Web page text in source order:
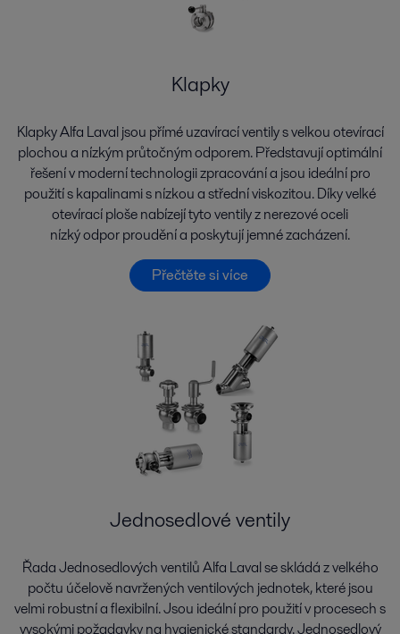
Klapky
Klapky Alfa Laval jsou přímé uzavírací ventily s velkou otevírací
plochou a nízkým průtočným odporem. Představují optimální
řešení v moderní technologii zpracování a jsou ideální pro
použití s kapalinami s nízkou a střední viskozitou. Díky velké
otevírací ploše nabízejí tyto ventily z nerezové oceli
nízký odpor proudění a poskytují jemné zacházení.
Přečtěte si více
Jednosedlové ventily
Řada Jednosedlových ventilů Alfa Laval se skládá z velkého
počtu účelově navržených ventilových jednotek, které jsou
velmi robustní a flexibilní. Jsou ideální pro použití v procesech s
vysokými požadavky na hygienické standardy. Jednosedlový